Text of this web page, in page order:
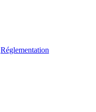
Réglementation